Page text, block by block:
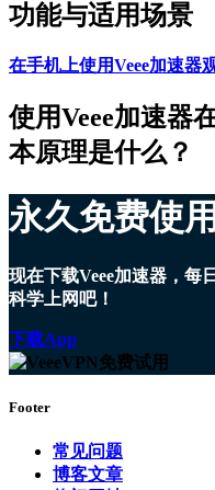
功能与适用场景
在手机上使用Veee加速器
使用Veee加速器
本原理是什么？
永久免费使用
现在下载Veee加速器，每
科学上网吧！
下载App
Footer
常见问题
博客文章